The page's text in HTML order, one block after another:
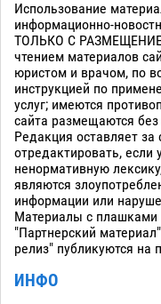
Использование
информационно-
ТОЛЬКО С
чтением материалов
юристом и врачом, по
инструкцией по
услуг; имеются
сайта размещаются
Редакция оставляет за
отредактировать,
ненормативную
являются
информации или
Материалы с плашками
"Партнерский
релиз" публикуются на
ИНФО